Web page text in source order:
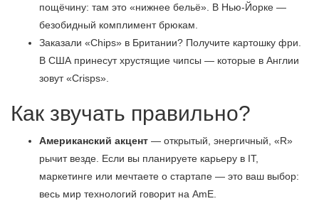
пощёчину: там это «нижнее бельё». В Нью-Йорке —
безобидный комплимент брюкам.
Заказали «Chips» в Британии? Получите картошку фри.
В США принесут хрустящие чипсы — которые в Англии
зовут «Crisps».
Как звучать правильно?
Американский акцент — открытый, энергичный, «R»
рычит везде. Если вы планируете карьеру в IT,
маркетинге или мечтаете о стартапе — это ваш выбор:
весь мир технологий говорит на AmE.